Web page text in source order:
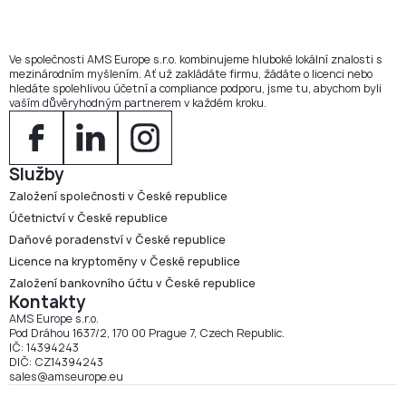
Ve společnosti AMS Europe s.r.o. kombinujeme hluboké lokální znalosti s
mezinárodním myšlením. Ať už zakládáte firmu, žádáte o licenci nebo
hledáte spolehlivou účetní a compliance podporu, jsme tu, abychom byli
vaším důvěryhodným partnerem v každém kroku.
Služby
Založení společnosti v České republice
Účetnictví v České republice
Daňové poradenství v České republice
Licence na kryptoměny v České republice
Založení bankovního účtu v České republice
Kontakty
AMS Europe s.r.o.
Pod Dráhou 1637/2, 170 00 Prague 7, Czech Republic.
IČ: 14394243
DIČ: CZ14394243
sales@amseurope.eu